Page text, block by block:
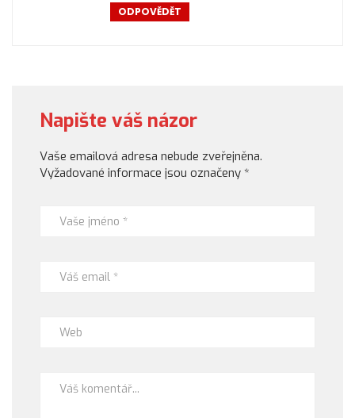
ODPOVĚDĚT
Napište váš názor
Vaše emailová adresa nebude zveřejněna.
Vyžadované informace jsou označeny *